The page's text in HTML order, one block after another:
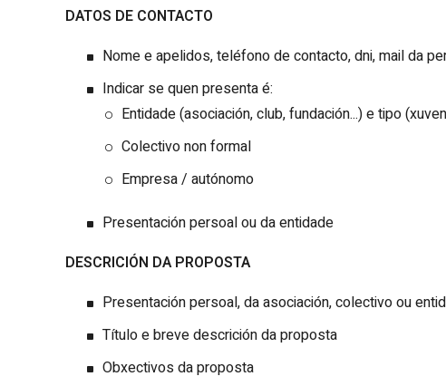
DATOS DE CONTACTO
Nome e apelidos, teléfono de contacto, dni, mail da
Indicar se quen presenta é:
Entidade (asociación, club, fundación...) e tipo
Colectivo non formal
Empresa / autónomo
Presentación persoal ou da entidade
DESCRICIÓN DA PROPOSTA
Presentación persoal, da asociación, colectivo ou
Título e breve descrición da proposta
Obxectivos da proposta